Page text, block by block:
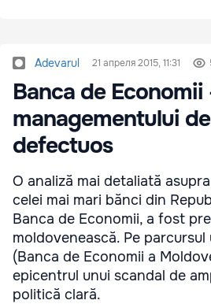
Adevarul 21 апреля 2015, 11:31
Banca de
managementului
defectuos
O analiză mai detaliată
celei mai mari bănci din
Banca de Economii, a fost
moldovenească. Pe parcursul
(Banca de Economii a
epicentrul unui scandal de
politică clară.